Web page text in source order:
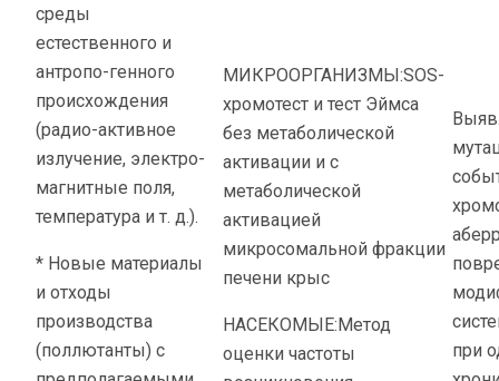
среды
естественного и
антропо-генного
происхождения
(радио-активное
излучение, электро-
магнитные поля,
температура и т. д.).
* Новые материалы
и отходы
производства
(поллютанты) с
МИКРООРГАНИЗМЫ:SOS-
хромотест и тест Эймса
без метаболической
активации и с
метаболической
активацией
микросомальной фракции
печени крыс
НАСЕКОМЫЕ:Метод
оценки частоты
при